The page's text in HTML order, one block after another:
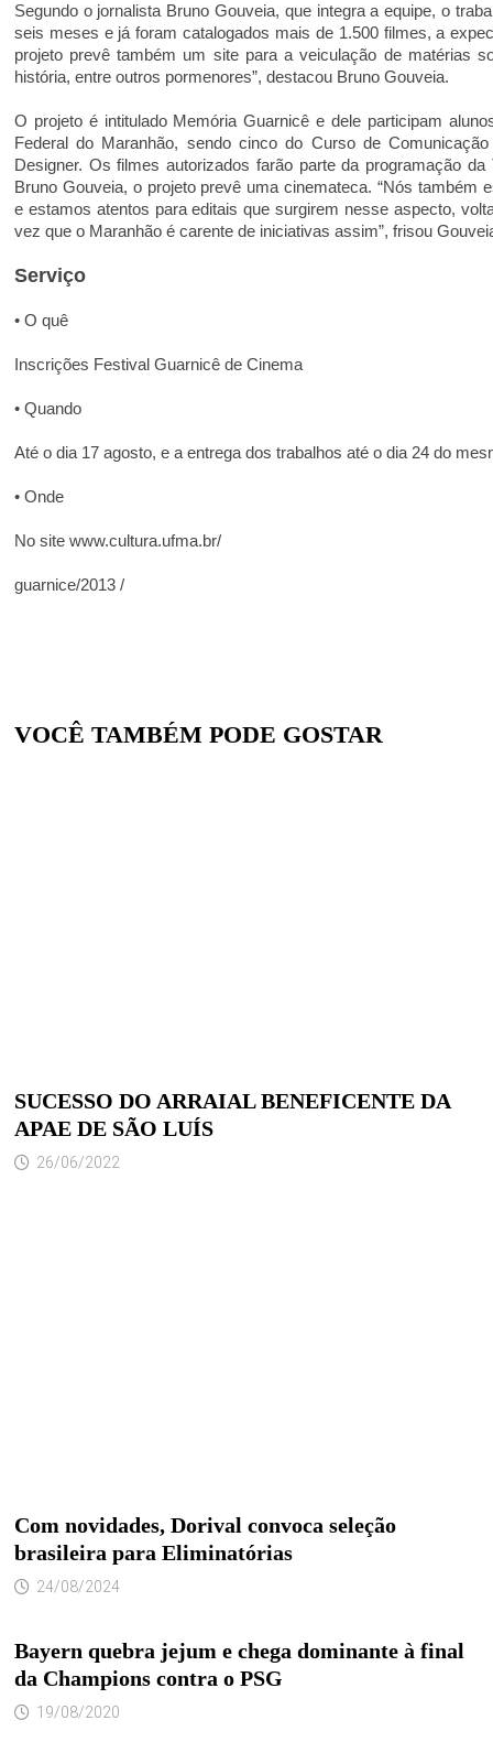
Segundo o jornalista Bruno Gouveia, que integra a equipe, o
seis meses e já foram catalogados mais de 1.500 filmes, a
projeto prevê também um site para a veiculação de matérias
história, entre outros pormenores”, destacou Bruno Gouveia.
O projeto é intitulado Memória Guarnicê e dele participam
Federal do Maranhão, sendo cinco do Curso de
Designer. Os filmes autorizados farão parte da programação
Bruno Gouveia, o projeto prevê uma cinemateca. “Nós também
e estamos atentos para editais que surgirem nesse aspecto,
vez que o Maranhão é carente de iniciativas assim”, frisou
Serviço
• O quê
Inscrições Festival Guarnicê de Cinema
• Quando
Até o dia 17 agosto, e a entrega dos trabalhos até o dia 24 do
• Onde
No site www.cultura.ufma.br/
guarnice/2013 /
VOCÊ TAMBÉM PODE GOSTAR
SUCESSO DO ARRAIAL BENEFICENTE DA
APAE DE SÃO LUÍS
26/06/2022
Com novidades, Dorival convoca seleção
brasileira para Eliminatórias
24/08/2024
Bayern quebra jejum e chega dominante à final
da Champions contra o PSG
19/08/2020